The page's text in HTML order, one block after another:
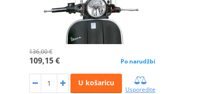
136,00 €
109,15 € Po narudžbi
U košaricu
Usporedite